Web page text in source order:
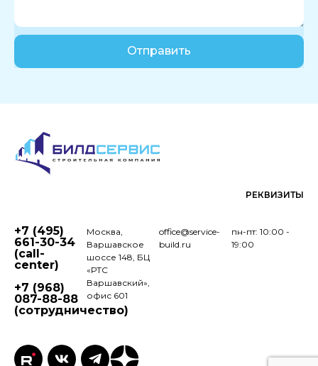
Отправить
РЕКВИЗИТЫ
+7 (495)
661-30-34
(call-
center)
+7 (968)
087-88-88
(сотрудничество)
Москва,
Варшавское
шоссе 148, БЦ
«РТС
Варшавский»,
офис 601
пн-пт: 10:00 -
19:00
office@service-
build.ru